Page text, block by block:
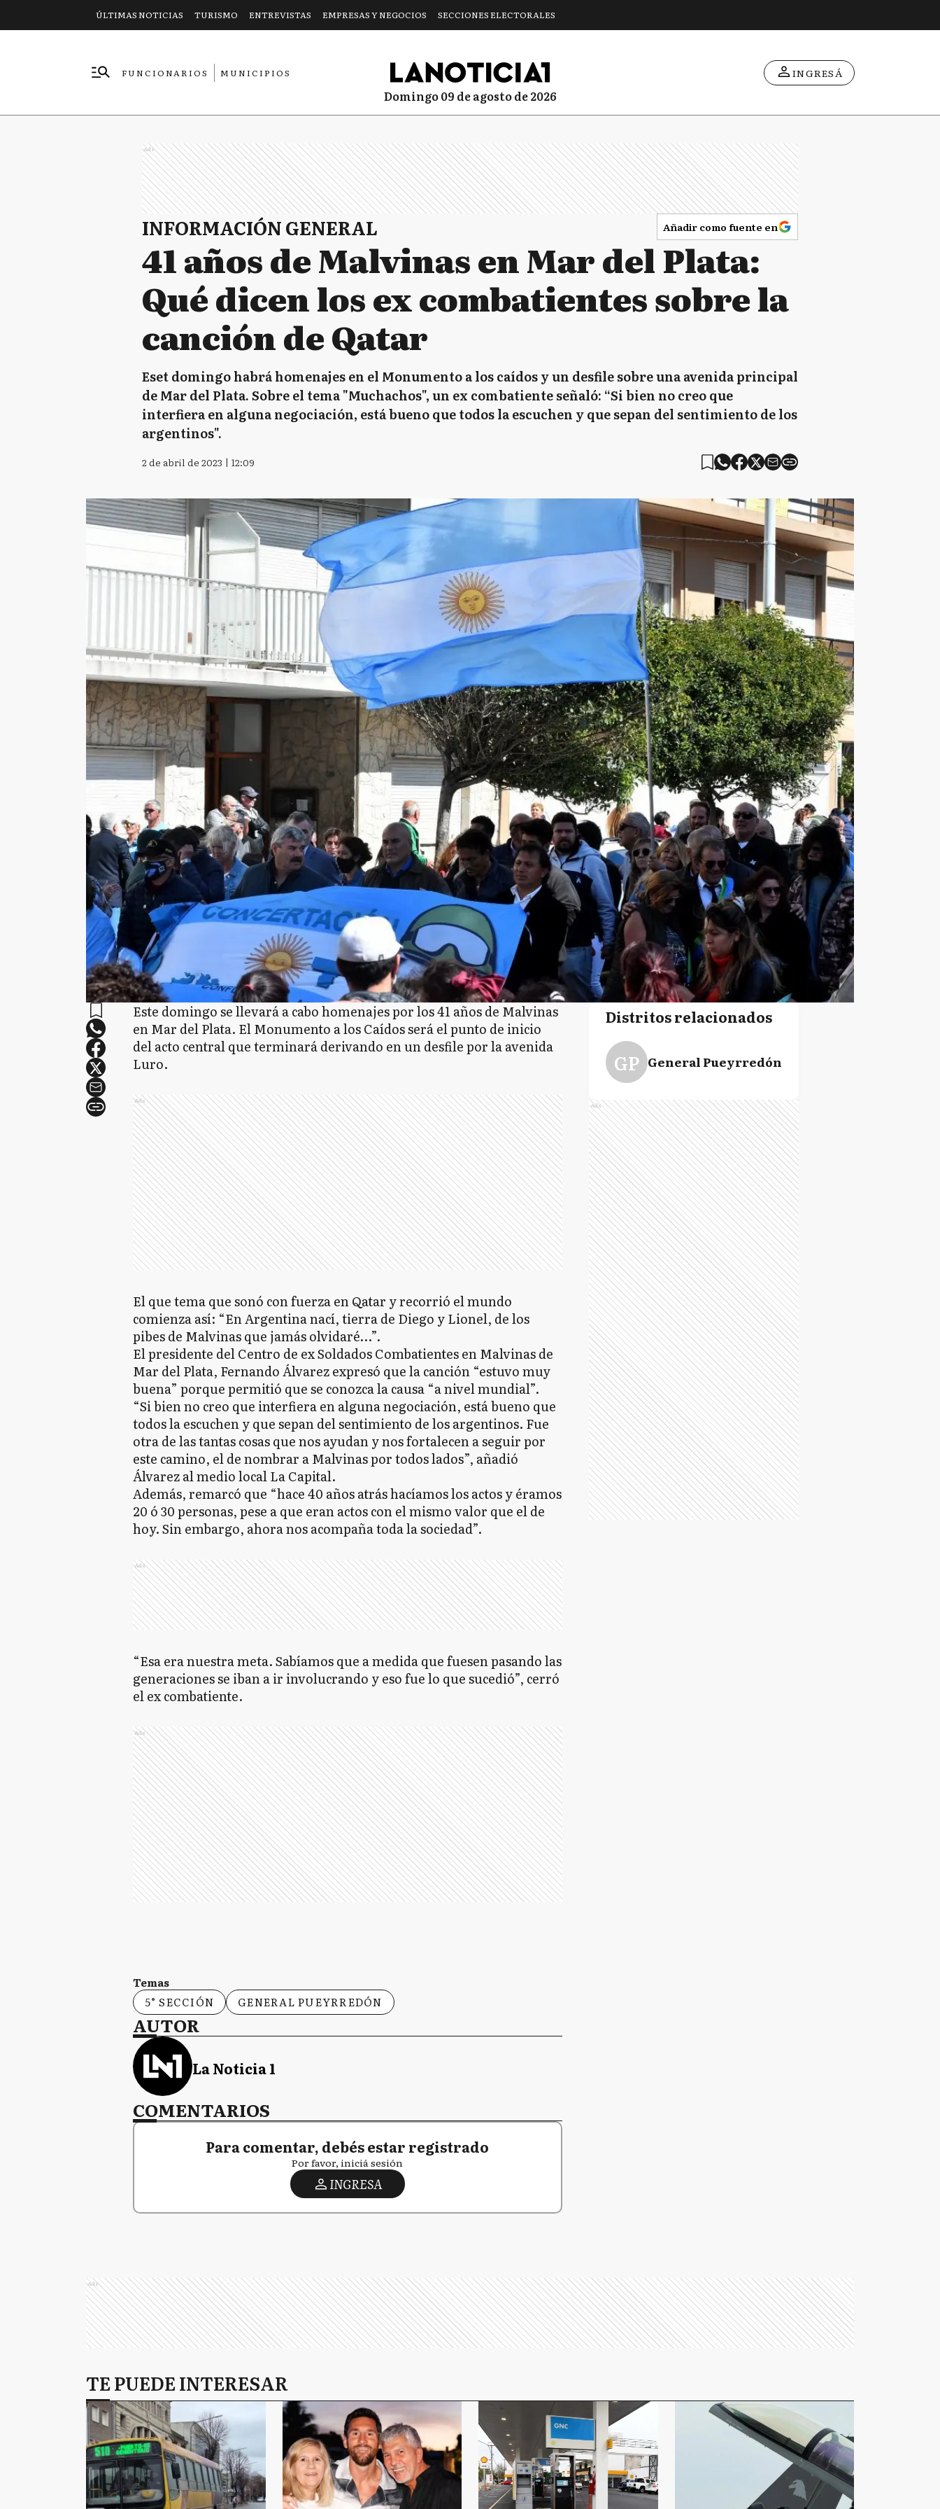
ÚLTIMAS NOTICIAS TURISMO ENTREVISTAS EMPRESAS Y NEGOCIOS SECCIONES ELECTORALES
FUNCIONARIOS
MUNICIPIOS
domingo 09 de agosto de 2026
INGRESÁ
Ads
INFORMACIÓN GENERAL Añadir como fuente en
41 años de Malvinas en Mar del Plata:
Qué dicen los ex combatientes sobre la
canción de Qatar
Eset domingo habrá homenajes en el Monumento a los caídos y un desfile sobre una avenida principal
de Mar del Plata. Sobre el tema "Muchachos", un ex combatiente señaló: “Si bien no creo que
interfiera en alguna negociación, está bueno que todos la escuchen y que sepan del sentimiento de los
argentinos".
2 de abril de 2023 | 12:09
Este domingo se llevará a cabo homenajes por los 41 años de Malvinas
en Mar del Plata. El Monumento a los Caídos será el punto de inicio
del acto central que terminará derivando en un desfile por la avenida
Luro.
Ads
El que tema que sonó con fuerza en Qatar y recorrió el mundo
comienza así: “En Argentina nací, tierra de Diego y Lionel, de los
pibes de Malvinas que jamás olvidaré…”.
El presidente del Centro de ex Soldados Combatientes en Malvinas de
Mar del Plata, Fernando Álvarez expresó que la canción “estuvo muy
buena” porque permitió que se conozca la causa “a nivel mundial”.
“Si bien no creo que interfiera en alguna negociación, está bueno que
todos la escuchen y que sepan del sentimiento de los argentinos. Fue
otra de las tantas cosas que nos ayudan y nos fortalecen a seguir por
este camino, el de nombrar a Malvinas por todos lados”, añadió
Álvarez al medio local La Capital.
Además, remarcó que “hace 40 años atrás hacíamos los actos y éramos
20 ó 30 personas, pese a que eran actos con el mismo valor que el de
hoy. Sin embargo, ahora nos acompaña toda la sociedad”.
Ads
“Esa era nuestra meta. Sabíamos que a medida que fuesen pasando las
generaciones se iban a ir involucrando y eso fue lo que sucedió”, cerró
el ex combatiente.
Ads
Temas
5° SECCIÓN
GENERAL PUEYRREDÓN
AUTOR
La Noticia 1
COMENTARIOS
Para comentar, debés estar registrado
Por favor, iniciá sesión
INGRESA
Distritos relacionados
GP General Pueyrredón
Ads
Ads
TE PUEDE INTERESAR